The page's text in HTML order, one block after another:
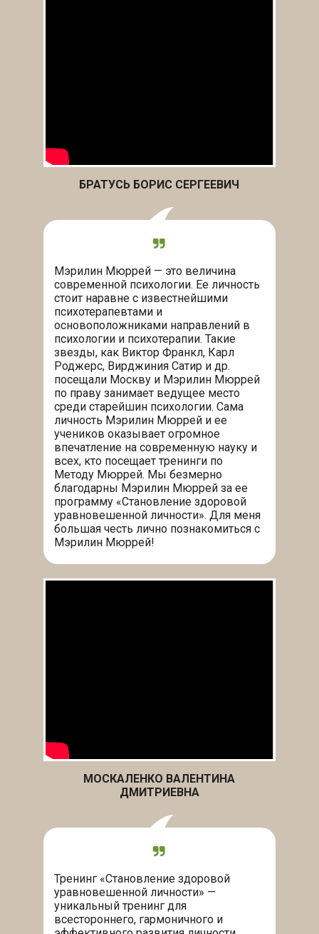
БРАТУСЬ БОРИС СЕРГЕЕВИЧ
Мэрилин Мюррей — это величина
современной психологии. Ее личность
стоит наравне с известнейшими
психотерапевтами и
основоположниками направлений в
психологии и психотерапии. Такие
звезды, как Виктор Франкл, Карл
Роджерс, Вирджиния Сатир и др.
посещали Москву и Мэрилин Мюррей
по праву занимает ведущее место
среди старейшин психологии. Сама
личность Мэрилин Мюррей и ее
учеников оказывает огромное
впечатление на современную науку и
всех, кто посещает тренинги по
Методу Мюррей. Мы безмерно
благодарны Мэрилин Мюррей за ее
программу «Становление здоровой
уравновешенной личности». Для меня
большая честь лично познакомиться с
Мэрилин Мюррей!
МОСКАЛЕНКО ВАЛЕНТИНА
ДМИТРИЕВНА
Тренинг «Становление здоровой
уравновешенной личности» —
уникальный тренинг для
всестороннего, гармоничного и